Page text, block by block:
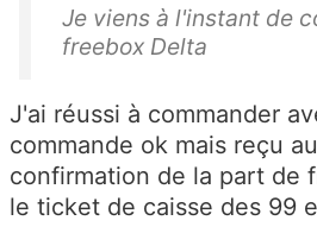
Je viens à l'instant de
freebox Delta
J'ai réussi à commander
commande ok mais reçu
confirmation de la part de
le ticket de caisse des 99